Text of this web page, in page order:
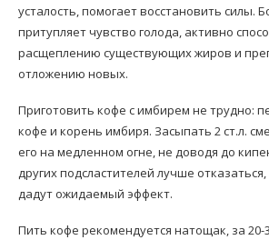
усталость, помогает восстановить силы.
притупляет чувство голода, активно
расщеплению существующих жиров и
отложению новых.
Приготовить кофе с имбирем не трудно:
кофе и корень имбиря. Засыпать 2 ст.л.
его на медленном огне, не доводя до
других подсластителей лучше
дадут ожидаемый эффект.
Пить кофе рекомендуется натощак, за 20-